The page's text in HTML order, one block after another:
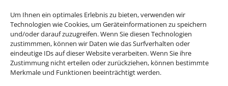
Um Ihnen ein optimales Erlebnis zu bieten, verwenden wir
Technologien wie Cookies, um Geräteinformationen zu speichern
und/oder darauf zuzugreifen. Wenn Sie diesen Technologien
zustimmmen, können wir Daten wie das Surfverhalten oder
eindeutige IDs auf dieser Website verarbeiten. Wenn Sie ihre
Zustimmung nicht erteilen oder zurückziehen, können bestimmte
Merkmale und Funktionen beeinträchtigt werden.